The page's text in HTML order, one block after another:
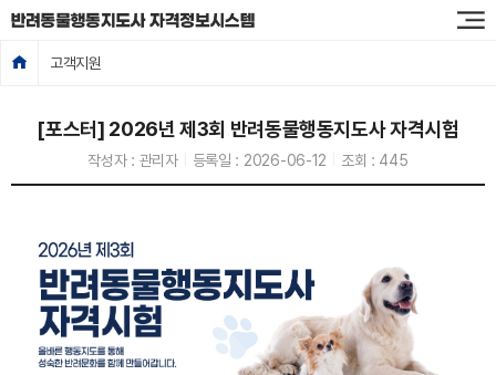
고객지원
[포스터] 2026년 제3회 반려동물행동지도사 자격시험
작성자 : 관리자 등록일 : 2026-06-12 조회 : 445